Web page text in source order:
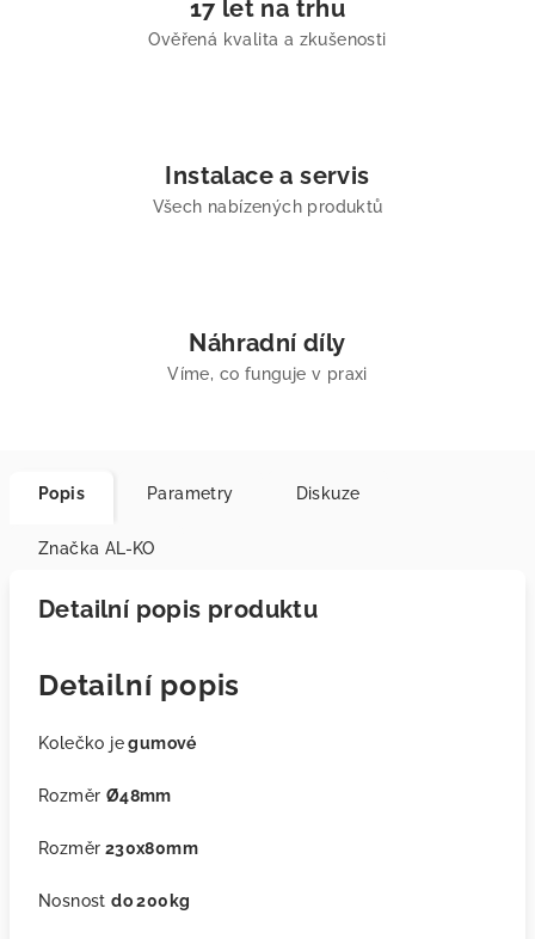
17 let na trhu
Ověřená kvalita a zkušenosti
Instalace a servis
Všech nabízených produktů
Náhradní díly
Víme, co funguje v praxi
Popis Parametry Diskuze
Značka AL-KO
Detailní popis produktu
Detailní popis
Kolečko jegumové
Rozměr Ø48mm
Rozměr 230x80mm
Nosnostdo 200kg